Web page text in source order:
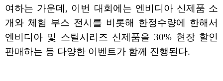
여하는 가운데, 이번 대회에는 엔비디아 신제품 소
개와 체험 부스 전시를 비롯해 한정수량에 한해서
엔비디아 및 스틸시리즈 신제품을 30% 현장 할인
판매하는 등 다양한 이벤트가 함께 진행된다.